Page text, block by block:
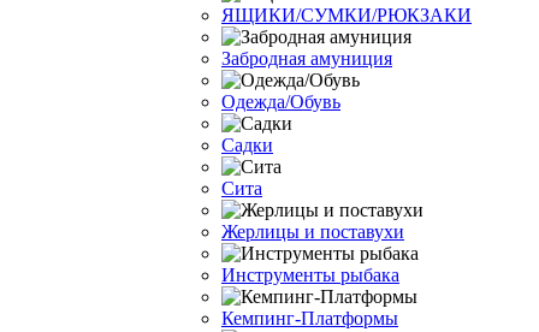
ЯЩИКИ/СУМКИ/РЮКЗАКИ
Забродная амуниция
Одежда/Обувь
Садки
Сита
Жерлицы и поставухи
Инструменты рыбака
Кемпинг-Платформы